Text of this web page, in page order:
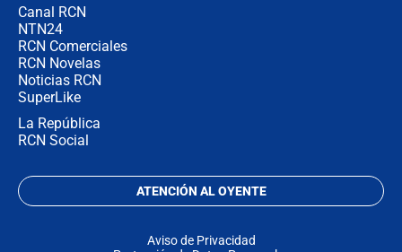
Canal RCN
NTN24
RCN Comerciales
RCN Novelas
Noticias RCN
SuperLike
La República
RCN Social
ATENCIÓN AL OYENTE
Aviso de Privacidad